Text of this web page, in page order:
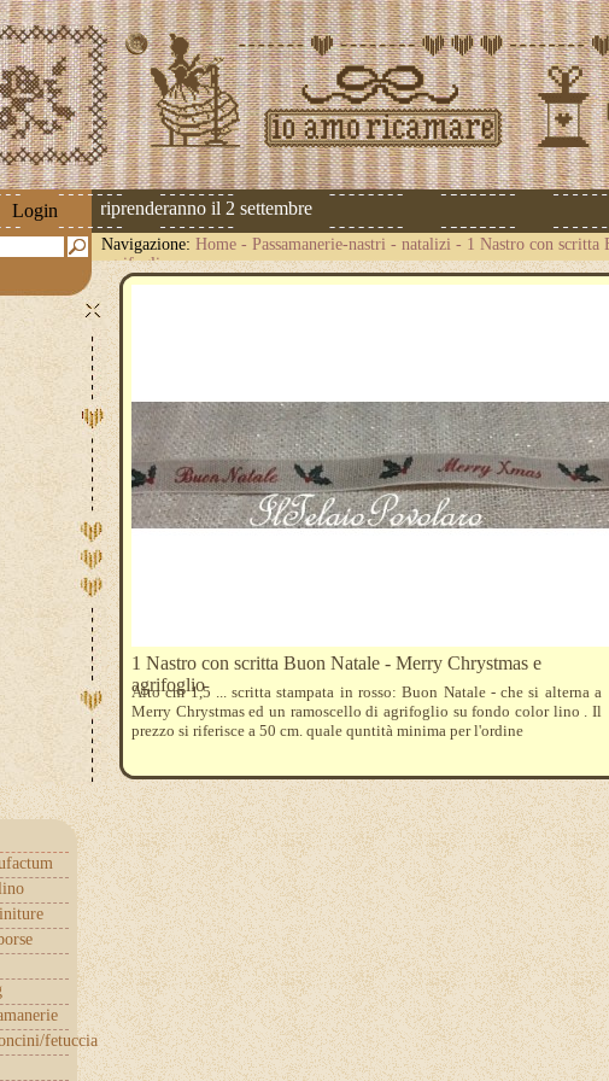
Login riprenderanno il 2 settembre
Navigazione: Home - Passamanerie-nastri - natalizi - 1 Nastro con scritta
agrifoglio
fetuccia
1 Nastro con scritta Buon Natale - Merry Chrystmas e
agrifoglio
Alto cm 1,5 ... scritta stampata in rosso: Buon Natale - che si alterna a
Merry Chrystmas ed un ramoscello di agrifoglio su fondo color lino . Il
prezzo si riferisce a 50 cm. quale quntità minima per l'ordine